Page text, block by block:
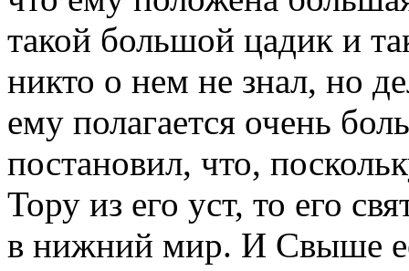
такой большой цадик и
никто о нем не знал, но
ему полагается очень
постановил, что,
Тору из его уст, то его
в нижний мир. И Свыше